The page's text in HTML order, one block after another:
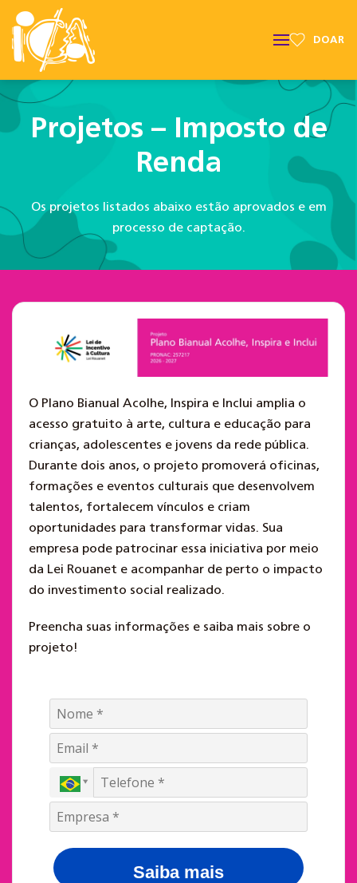
DOAR
Projetos – Imposto de
Renda
Os projetos listados abaixo estão aprovados e em
processo de captação.
O Plano Bianual Acolhe, Inspira e Inclui amplia o
acesso gratuito à arte, cultura e educação para
crianças, adolescentes e jovens da rede pública.
Durante dois anos, o projeto promoverá oficinas,
formações e eventos culturais que desenvolvem
talentos, fortalecem vínculos e criam
oportunidades para transformar vidas. Sua
empresa pode patrocinar essa iniciativa por meio
da Lei Rouanet e acompanhar de perto o impacto
do investimento social realizado.
Preencha suas informações e saiba mais sobre o
projeto!
Saiba mais